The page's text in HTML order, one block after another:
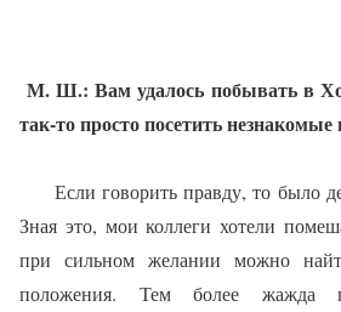
М. Ш.: Вам удалось побывать в
так-то просто посетить
Если говорить правду, то бы­ло
Зная это, мои коллеги хотели
при сильном желании можно
положения. Тем более жажда